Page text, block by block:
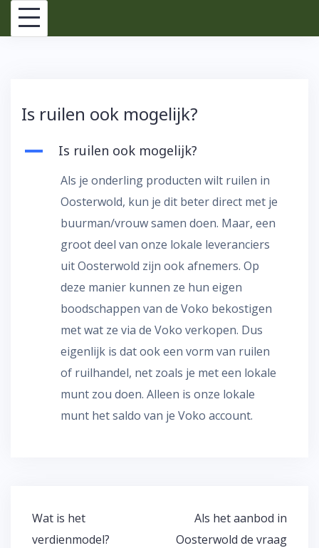
Skip
Is ruilen ook mogelijk?
A Is ruilen ook mogelijk?
Als je onderling producten wilt ruilen in
Oosterwold, kun je dit beter direct met je
buurman/vrouw samen doen. Maar, een
groot deel van onze lokale leveranciers
uit Oosterwold zijn ook afnemers. Op
deze manier kunnen ze hun eigen
boodschappen van de Voko bekostigen
met wat ze via de Voko verkopen. Dus
eigenlijk is dat ook een vorm van ruilen
of ruilhandel, net zoals je met een lokale
munt zou doen. Alleen is onze lokale
munt het saldo van je Voko account.
Bericht
navigatie
Wat is het
verdienmodel?
Als het aanbod in
Oosterwold de vraag